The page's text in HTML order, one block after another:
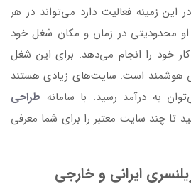
زمینه فعالیت دارد می‌تواند در هر
محدودیتی در زمان و مکان شغل خود
خود را انجام می‌دهد. برای این شغل
هوشمند است. سایت‌های زیادی هستند
به درآمد رسید. با سامانه طراحی
تا چند سایت معتبر را برای شما معرفی
ایرانی و خارجی